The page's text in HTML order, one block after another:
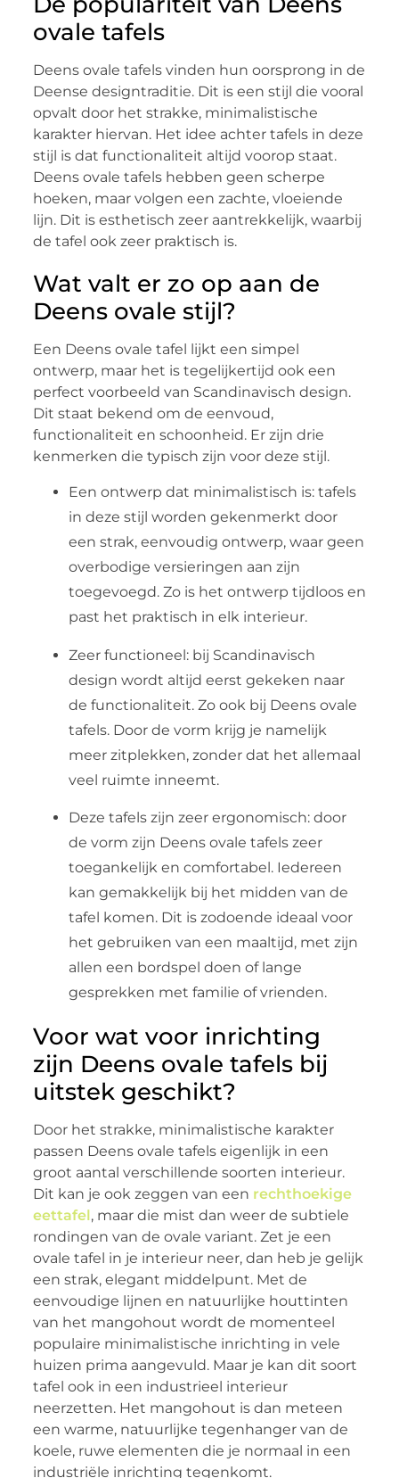
ovale tafels
Deens ovale tafels vinden hun oorsprong in de
Deense designtraditie. Dit is een stijl die vooral
opvalt door het strakke, minimalistische
karakter hiervan. Het idee achter tafels in deze
stijl is dat functionaliteit altijd voorop staat.
Deens ovale tafels hebben geen scherpe
hoeken, maar volgen een zachte, vloeiende
lijn. Dit is esthetisch zeer aantrekkelijk, waarbij
de tafel ook zeer praktisch is.
Wat valt er zo op aan de
Deens ovale stijl?
Een Deens ovale tafel lijkt een simpel
ontwerp, maar het is tegelijkertijd ook een
perfect voorbeeld van Scandinavisch design.
Dit staat bekend om de eenvoud,
functionaliteit en schoonheid. Er zijn drie
kenmerken die typisch zijn voor deze stijl.
Een ontwerp dat minimalistisch is: tafels
in deze stijl worden gekenmerkt door
een strak, eenvoudig ontwerp, waar geen
overbodige versieringen aan zijn
toegevoegd. Zo is het ontwerp tijdloos en
past het praktisch in elk interieur.
Zeer functioneel: bij Scandinavisch
design wordt altijd eerst gekeken naar
de functionaliteit. Zo ook bij Deens ovale
tafels. Door de vorm krijg je namelijk
meer zitplekken, zonder dat het allemaal
veel ruimte inneemt.
Deze tafels zijn zeer ergonomisch: door
de vorm zijn Deens ovale tafels zeer
toegankelijk en comfortabel. Iedereen
kan gemakkelijk bij het midden van de
tafel komen. Dit is zodoende ideaal voor
het gebruiken van een maaltijd, met zijn
allen een bordspel doen of lange
gesprekken met familie of vrienden.
Voor wat voor inrichting
zijn Deens ovale tafels bij
uitstek geschikt?
Door het strakke, minimalistische karakter
passen Deens ovale tafels eigenlijk in een
groot aantal verschillende soorten interieur.
Dit kan je ook zeggen van een rechthoekige
eettafel , maar die mist dan weer de subtiele
rondingen van de ovale variant. Zet je een
ovale tafel in je interieur neer, dan heb je gelijk
een strak, elegant middelpunt. Met de
eenvoudige lijnen en natuurlijke houttinten
van het mangohout wordt de momenteel
populaire minimalistische inrichting in vele
huizen prima aangevuld. Maar je kan dit soort
tafel ook in een industrieel interieur
neerzetten. Het mangohout is dan meteen
een warme, natuurlijke tegenhanger van de
koele, ruwe elementen die je normaal in een
industriële inrichting tegenkomt.